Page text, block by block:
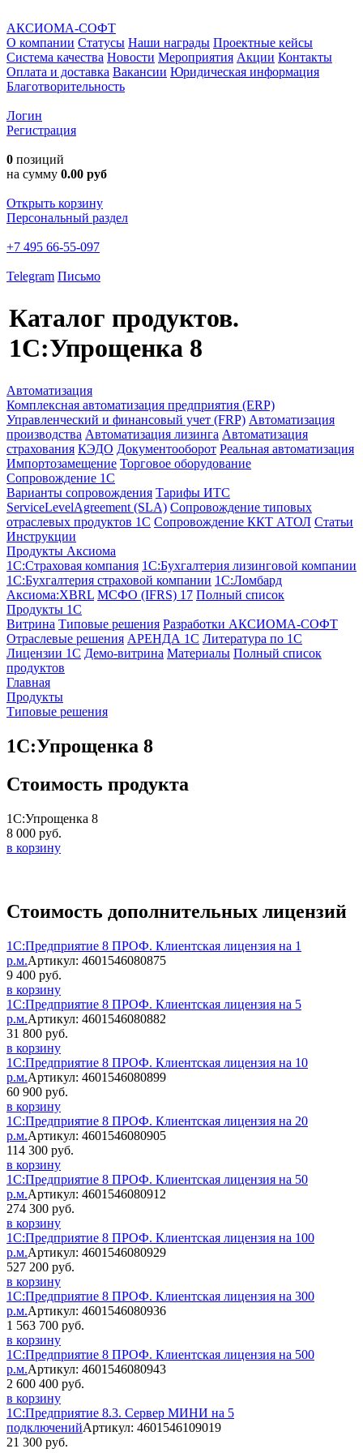
АКСИОМА-СОФТ
О компании Статусы Наши награды Проектные кейсы
Система качества Новости Мероприятия Акции Контакты
Оплата и доставка Вакансии Юридическая информация
Благотворительность
Логин
Регистрация
0 позиций
на сумму 0.00 руб
Открыть корзину
Персональный раздел
+7 495 66-55-097
Telegram Письмо
Каталог продуктов.
1С:Упрощенка 8
Автоматизация
Комплексная автоматизация предприятия (ERP)
Управленческий и финансовый учет (FRP) Автоматизация
производства Автоматизация лизинга Автоматизация
страхования КЭДО Документооборот Реальная автоматизация
Импортозамещение Торговое оборудование
Сопровождение 1С
Варианты сопровождения Тарифы ИТС
ServiceLevelAgreement (SLA) Сопровождение типовых
отраслевых продуктов 1С Сопровождение ККТ АТОЛ Статьи
Инструкции
Продукты Аксиома
1С:Страховая компания 1С:Бухгалтерия лизинговой компании
1С:Бухгалтерия страховой компании 1С:Ломбард
Аксиома:XBRL МСФО (IFRS) 17 Полный список
Продукты 1С
Витрина Типовые решения Разработки АКСИОМА-СОФТ
Отраслевые решения АРЕНДА 1С Литература по 1С
Лицензии 1C Демо-витрина Материалы Полный список
продуктов
Главная
Продукты
Типовые решения
1С:Упрощенка 8
Стоимость продукта
1С:Упрощенка 8
8 000 руб.
в корзину
Стоимость дополнительных лицензий
1С:Предприятие 8 ПРОФ. Клиентская лицензия на 1
р.м.Артикул: 4601546080875
9 400 руб.
в корзину
1С:Предприятие 8 ПРОФ. Клиентская лицензия на 5
р.м.Артикул: 4601546080882
31 800 руб.
в корзину
1С:Предприятие 8 ПРОФ. Клиентская лицензия на 10
р.м.Артикул: 4601546080899
60 900 руб.
в корзину
1С:Предприятие 8 ПРОФ. Клиентская лицензия на 20
р.м.Артикул: 4601546080905
114 300 руб.
в корзину
1С:Предприятие 8 ПРОФ. Клиентская лицензия на 50
р.м.Артикул: 4601546080912
274 300 руб.
в корзину
1С:Предприятие 8 ПРОФ. Клиентская лицензия на 100
р.м.Артикул: 4601546080929
527 200 руб.
в корзину
1С:Предприятие 8 ПРОФ. Клиентская лицензия на 300
р.м.Артикул: 4601546080936
1 563 700 руб.
в корзину
1С:Предприятие 8 ПРОФ. Клиентская лицензия на 500
р.м.Артикул: 4601546080943
2 600 400 руб.
в корзину
1С:Предприятие 8.3. Сервер МИНИ на 5
подключенийАртикул: 4601546109019
21 300 руб.